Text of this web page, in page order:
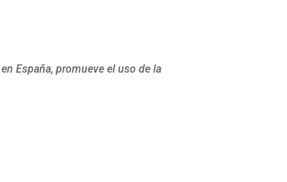
España, promueve el uso de la